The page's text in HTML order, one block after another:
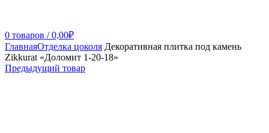
0 товаров / 0,00₽
ГлавнаяОтделка цоколя Декоративная плитка под камень
Zikkurat «Доломит 1-20-18»
Предыдущий товар